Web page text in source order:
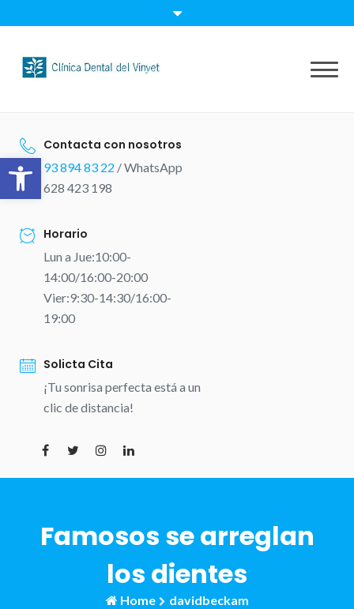
Abrir barra de herramientas
to
Contacta con nosotros
93 894 83 22 / WhatsApp
628 423 198
Horario
Lun a Jue:10:00-
14:00/16:00-20:00
Vier:9:30-14:30/16:00-
19:00
Solicta Cita
¡Tu sonrisa perfecta está a un
clic de distancia!
Famosos se arreglan
los dientes
Home davidbeckam